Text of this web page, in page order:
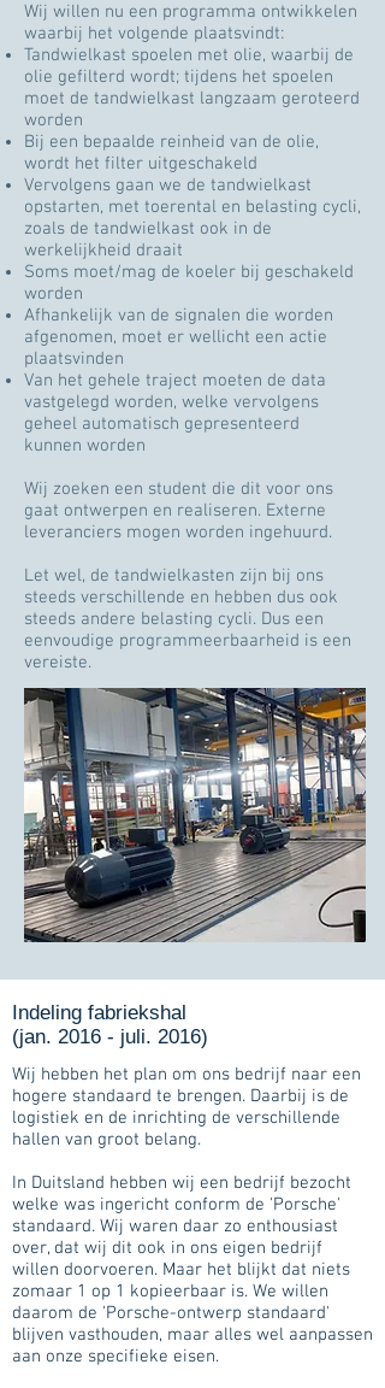
Wij willen nu een programma ontwikkelen
waarbij het volgende plaatsvindt:
Tandwielkast spoelen met olie, waarbij de
olie gefilterd wordt; tijdens het spoelen
moet de tandwielkast langzaam geroteerd
worden
Bij een bepaalde reinheid van de olie,
wordt het filter uitgeschakeld
Vervolgens gaan we de tandwielkast
opstarten, met toerental en belasting cycli,
zoals de tandwielkast ook in de
werkelijkheid draait
Soms moet/mag de koeler bij geschakeld
worden
Afhankelijk van de signalen die worden
afgenomen, moet er wellicht een actie
plaatsvinden
Van het gehele traject moeten de data
vastgelegd worden, welke vervolgens
geheel automatisch gepresenteerd
kunnen worden
Wij zoeken een student die dit voor ons
gaat ontwerpen en realiseren. Externe
leveranciers mogen worden ingehuurd.
Let wel, de tandwielkasten zijn bij ons
steeds verschillende en hebben dus ook
steeds andere belasting cycli. Dus een
eenvoudige programmeerbaarheid is een
vereiste.
Indeling fabriekshal
(jan. 2016 - juli. 2016)
Wij hebben het plan om ons bedrijf naar een
hogere standaard te brengen. Daarbij is de
logistiek en de inrichting de verschillende
hallen van groot belang.
In Duitsland hebben wij een bedrijf bezocht
welke was ingericht conform de 'Porsche'
standaard. Wij waren daar zo enthousiast
over, dat wij dit ook in ons eigen bedrijf
willen doorvoeren. Maar het blijkt dat niets
zomaar 1 op 1 kopieerbaar is. We willen
daarom de 'Porsche-ontwerp standaard'
blijven vasthouden, maar alles wel aanpassen
aan onze specifieke eisen.